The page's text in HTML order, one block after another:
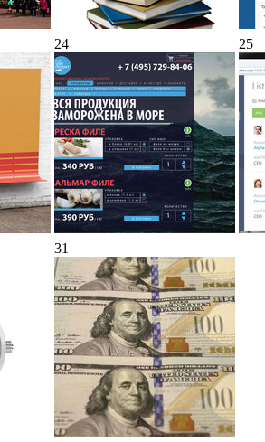
24 25
31